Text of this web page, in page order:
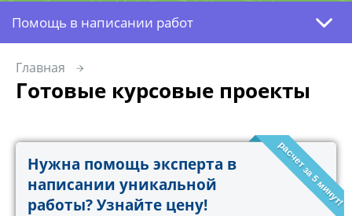
Помощь в написании работ
Главная
Готовые курсовые проекты
расчет за 5 минут!
Нужна помощь эксперта в
написании уникальной
работы? Узнайте цену!